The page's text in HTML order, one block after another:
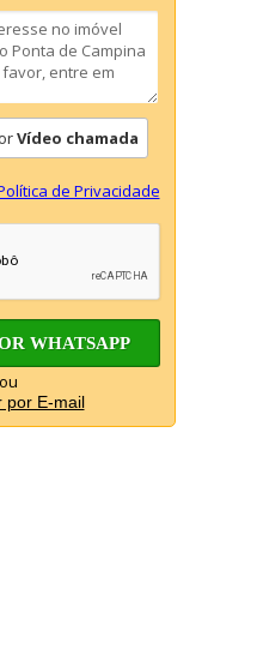
Vídeo chamada
de Privacidade
WHATSAPP
ou
por E-mail